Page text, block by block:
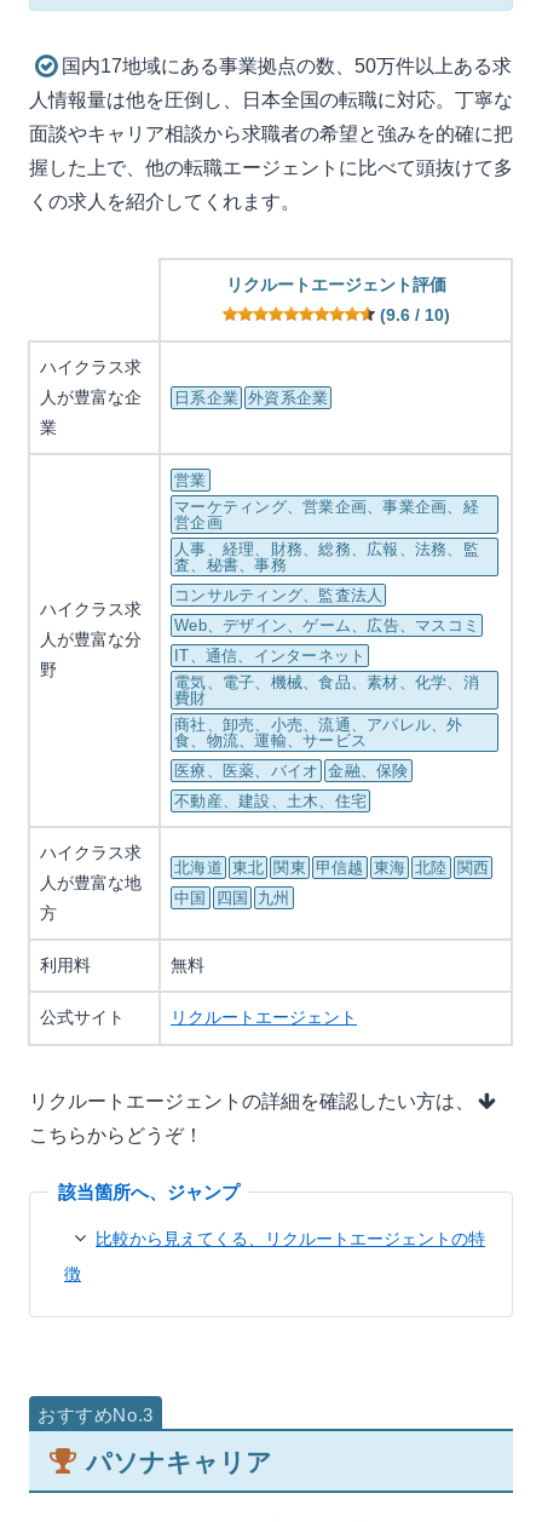
国内17地域にある事業拠点の数、50万件以上ある求
人情報量は他を圧倒し、日本全国の転職に対応。丁寧な
面談やキャリア相談から求職者の希望と強みを的確に把
握した上で、他の転職エージェントに比べて頭抜けて多
くの求人を紹介してくれます。
リクルートエージェント評価
(9.6 / 10)
ハイクラス求
人が豊富な企
業
日系企業 外資系企業
ハイクラス求
人が豊富な分
野
営業
マーケティング、営業企画、事業企画、経
営企画
人事、経理、財務、総務、広報、法務、監
査、秘書、事務
コンサルティング、監査法人
Web、デザイン、ゲーム、広告、マスコミ
IT、通信、インターネット
電気、電子、機械、食品、素材、化学、消
費財
商社、卸売、小売、流通、アパレル、外
食、物流、運輸、サービス
医療、医薬、バイオ
金融、保険
不動産、建設、土木、住宅
ハイクラス求
人が豊富な地
方
北海道 東北 関東 甲信越 東海 北陸 関西
中国
四国 九州
利用料 無料
公式サイト リクルートエージェント
リクルートエージェントの詳細を確認したい方は、
こちらからどうぞ！
比較から見えてくる、リクルートエージェントの特
徴
パソナキャリア